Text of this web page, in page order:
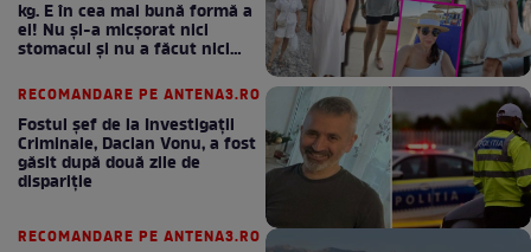
kg. E în cea mai bună formă a
ei! Nu și-a micșorat nici
stomacul și nu a făcut nici
RECOMANDARE PE ANTENA3.RO
Fostul șef de la Investigații
Criminale, Dacian Vonu, a fost
găsit după două zile de
dispariţie
RECOMANDARE PE ANTENA3.RO